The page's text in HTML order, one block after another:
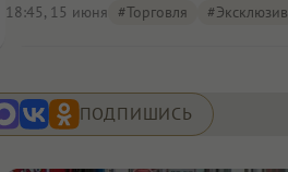
18:45, 15 июня #торговля #эксклюзив
ПОДПИШИСЬ